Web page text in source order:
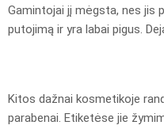
Gamintojai jį mėgsta, nes jis
putojimą ir yra labai pigus.
Kitos dažnai kosmetikoje
parabenai. Etiketėse jie